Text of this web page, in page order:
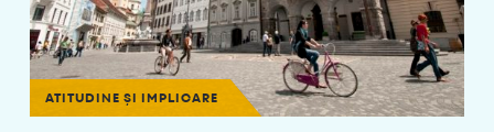
ATITUDINE ȘI IMPLICARE